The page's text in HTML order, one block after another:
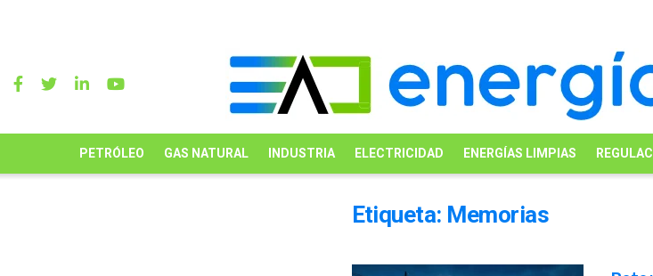
PETRÓLEO GAS NATURAL INDUSTRIA ELECTRICIDAD ENERGÍAS LIMPIAS
Etiqueta: Memorias